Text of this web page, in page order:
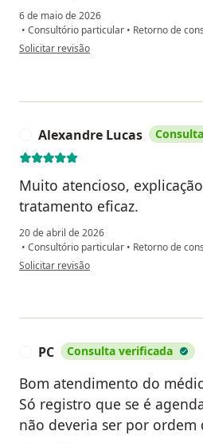
6 de maio de 2026
• Consultório particular • Retorno de
na opinião do utilizador Edjalma
Solicitar revisão
Alexandre Lucas
Muito atencioso,
tratamento eficaz.
20 de abril de 2026
• Consultório particular • Retorno de
na opinião do utilizador Alexandre Lucas
Solicitar revisão
PC Consulta verificada
Bom atendimento do
Só registro que se é
não deveria ser por ordem